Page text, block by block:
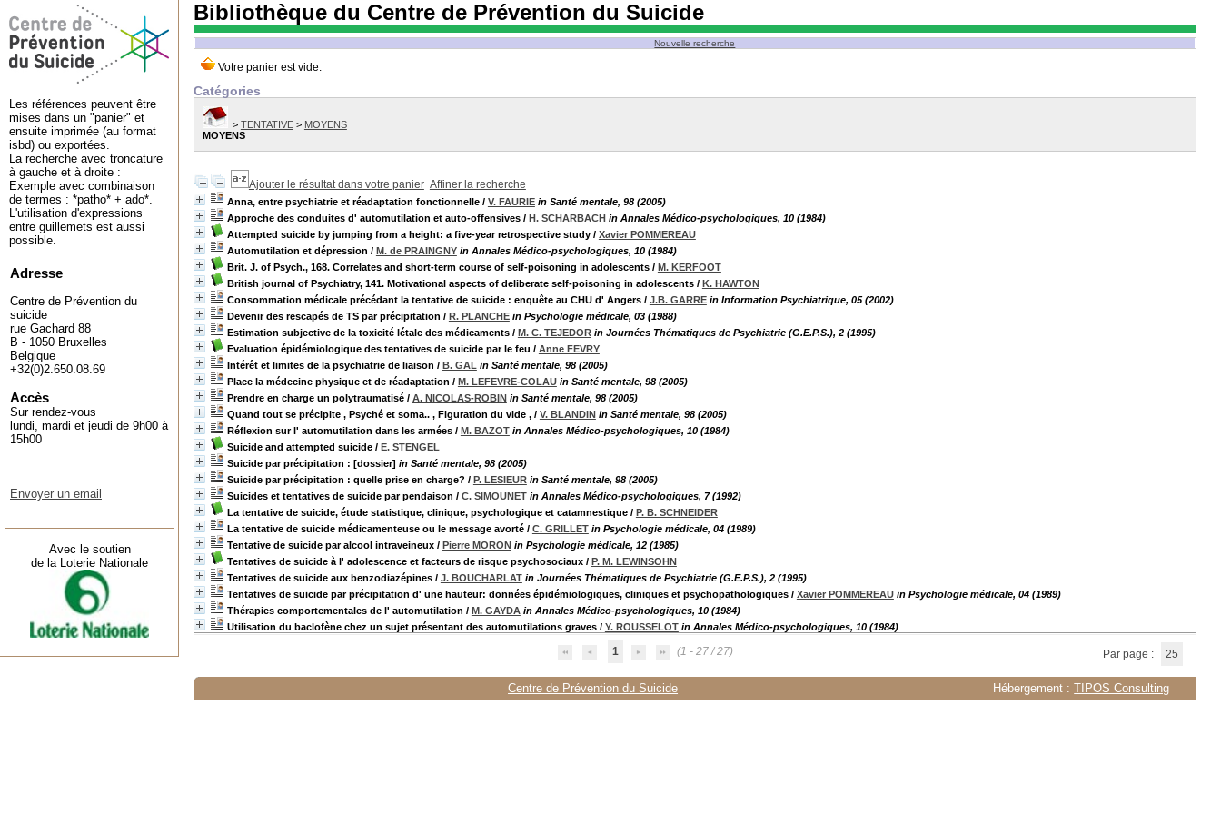
Bibliothèque du Centre de Prévention du Suicide
Nouvelle recherche
Catégories
> TENTATIVE> MOYENS
MOYENS
Ajouter le résultat dans votre panier Affiner la recherche
Anna, entre psychiatrie et réadaptation fonctionnelle/ V. FAURIE in Santé mentale, 98 (2005)
Approche des conduites d' automutilation et auto-offensives/ H. SCHARBACH in Annales Médico-psychologiques, 10 (1984)
Attempted suicide by jumping from a height: a five-year retrospective study/ Xavier POMMEREAU
Automutilation et dépression / M. de PRAINGNY in Annales Médico-psychologiques, 10 (1984)
Brit. J. of Psych., 168. Correlates and short-term course of self-poisoning in adolescents/ M. KERFOOT
British journal of Psychiatry, 141. Motivational aspects of deliberate self-poisoning in adolescents/ K. HAWTON
Consommation médicale précédant la tentative de suicide : enquête au CHU d' Angers/ J.B. GARRE in Information Psychiatrique, 05 (2002)
Devenir des rescapés de TS par précipitation / R. PLANCHE in Psychologie médicale, 03 (1988)
Estimation subjective de la toxicité létale des médicaments/ M. C. TEJEDOR in Journées Thématiques de Psychiatrie (G.E.P.S.), 2 (1995)
Evaluation épidémiologique des tentatives de suicide par le feu / Anne FEVRY
Intérêt et limites de la psychiatrie de liaison / B. GAL in Santé mentale, 98 (2005)
Place la médecine physique et de réadaptation / M. LEFEVRE-COLAU in Santé mentale, 98 (2005)
Prendre en charge un polytraumatisé/ A. NICOLAS-ROBIN in Santé mentale, 98 (2005)
Quand tout se précipite , Psyché et soma.. , Figuration du vide ,/ V. BLANDIN in Santé mentale, 98 (2005)
Réflexion sur l' automutilation dans les armées/ M. BAZOT in Annales Médico-psychologiques, 10 (1984)
Suicide and attempted suicide/ E. STENGEL
Suicide par précipitation : [dossier] in Santé mentale, 98 (2005)
Suicide par précipitation : quelle prise en charge? / P. LESIEUR in Santé mentale, 98 (2005)
Suicides et tentatives de suicide par pendaison / C. SIMOUNET in Annales Médico-psychologiques, 7 (1992)
La tentative de suicide, étude statistique, clinique, psychologique et catamnestique/ P. B. SCHNEIDER
La tentative de suicide médicamenteuse ou le message avorté/ C. GRILLET in Psychologie médicale, 04 (1989)
Tentative de suicide par alcool intraveineux/ Pierre MORON in Psychologie médicale, 12 (1985)
Tentatives de suicide à l' adolescence et facteurs de risque psychosociaux/ P. M. LEWINSOHN
Tentatives de suicide aux benzodiazépines/ J. BOUCHARLAT in Journées Thématiques de Psychiatrie (G.E.P.S.), 2 (1995)
Tentatives de suicide par précipitation d' une hauteur: données épidémiologiques, cliniques et psychopathologiques/ Xavier POMMEREAU in Psychologie médicale, 04 (1989)
Thérapies comportementales de l' automutilation / M. GAYDA in Annales Médico-psychologiques, 10 (1984)
Utilisation du baclofène chez un sujet présentant des automutilations graves/ Y. ROUSSELOT in Annales Médico-psychologiques, 10 (1984)
1 (1 - 27 / 27) Par page : 25
Centre de Prévention du Suicide Hébergement :TIPOS Consulting
Les références peuvent être
mises dans un "panier" et
ensuite imprimée (au format
isbd) ou exportées.
La recherche avec troncature
à gauche et à droite :
Exemple avec combinaison
de termes : *patho* + ado*.
L'utilisation d'expressions
entre guillemets est aussi
possible.
Adresse
Centre de Prévention du
suicide
rue Gachard 88
B - 1050 Bruxelles
Belgique
+32(0)2.650.08.69
Accès
Sur rendez-vous
lundi, mardi et jeudi de 9h00 à
15h00
Envoyer un email
Avec le soutien
de la Loterie Nationale